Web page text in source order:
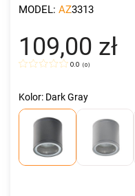
MODEL: AZ3313
109,00 zł
0.0 (0)
Kolor: Dark Gray